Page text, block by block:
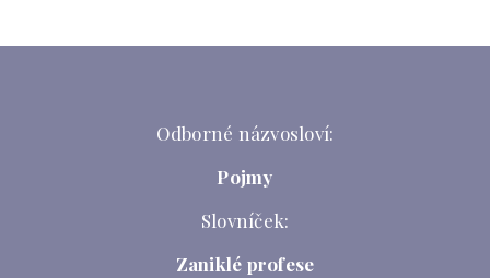
Odborné názvosloví:
Pojmy
Slovníček:
Zaniklé profese